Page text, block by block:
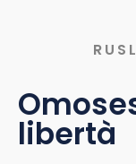
libertà